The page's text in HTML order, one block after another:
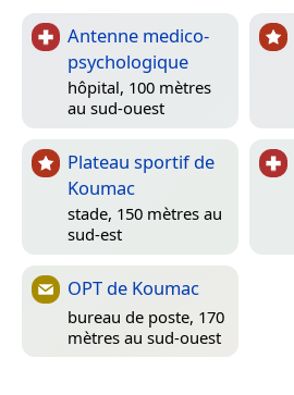
Antenne medico-
psychologique
hôpital, 100 mètres
au sud-ouest
Plateau sportif de
Koumac
stade, 150 mètres au
sud-est
OPT de Koumac
bureau de poste, 170
mètres au sud-ouest